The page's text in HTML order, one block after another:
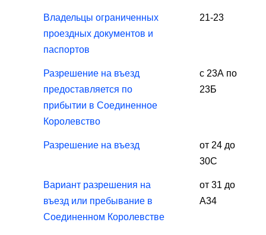
Владельцы ограниченных
проездных документов и
паспортов
21-23
Разрешение на въезд
предоставляется по
прибытии в Соединенное
Королевство
с 23А по
23Б
Разрешение на въезд
от 24 до
30С
Вариант разрешения на
въезд или пребывание в
Соединенном Королевстве
от 31 до
А34